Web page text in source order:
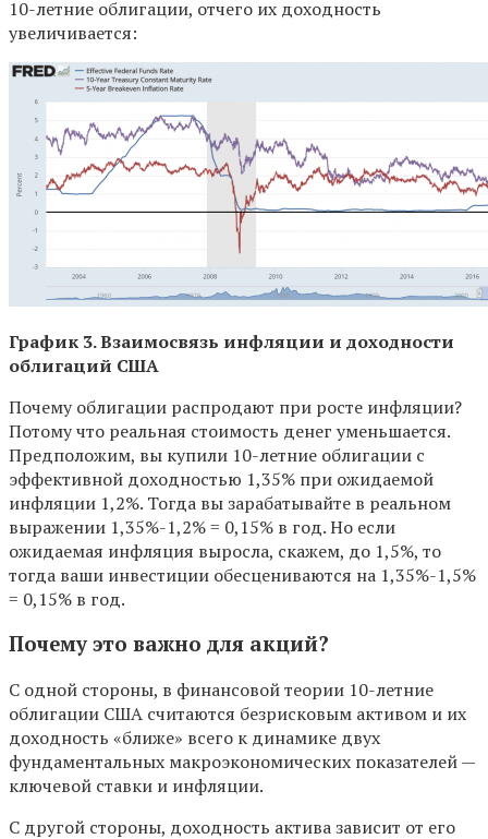
10-летние облигации, отчего их доходность
увеличивается:
График 3. Взаимосвязь инфляции и доходности
облигаций США
Почему облигации распродают при росте инфляции?
Потому что реальная стоимость денег уменьшается.
Предположим, вы купили 10-летние облигации с
эффективной доходностью 1,35% при ожидаемой
инфляции 1,2%. Тогда вы зарабатывайте в реальном
выражении 1,35%-1,2% = 0,15% в год. Но если
ожидаемая инфляция выросла, скажем, до 1,5%, то
тогда ваши инвестиции обесцениваются на 1,35%-1,5%
= 0,15% в год.
Почему это важно для акций?
С одной стороны, в финансовой теории 10-летние
облигации США считаются безрисковым активом и их
доходность «ближе» всего к динамике двух
фундаментальных макроэкономических показателей —
ключевой ставки и инфляции.
С другой стороны, доходность актива зависит от его